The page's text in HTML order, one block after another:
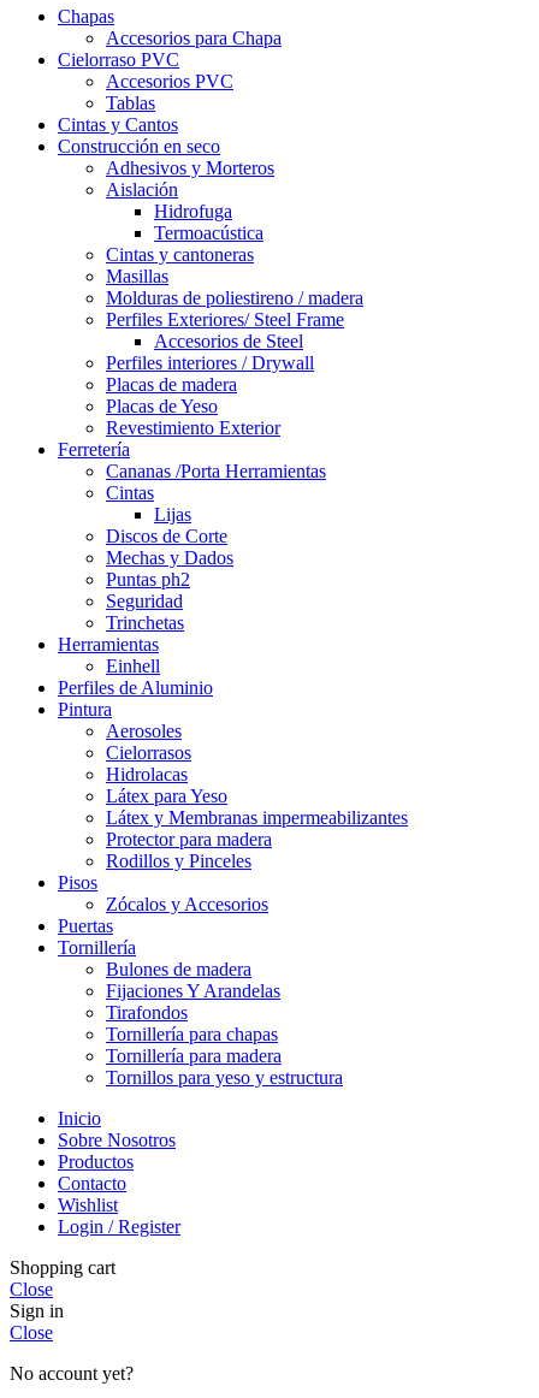
Chapas
Accesorios para Chapa
Cielorraso PVC
Accesorios PVC
Tablas
Cintas y Cantos
Construcción en seco
Adhesivos y Morteros
Aislación
Hidrofuga
Termoacústica
Cintas y cantoneras
Masillas
Molduras de poliestireno / madera
Perfiles Exteriores/ Steel Frame
Accesorios de Steel
Perfiles interiores / Drywall
Placas de madera
Placas de Yeso
Revestimiento Exterior
Ferretería
Cananas /Porta Herramientas
Cintas
Lijas
Discos de Corte
Mechas y Dados
Puntas ph2
Seguridad
Trinchetas
Herramientas
Einhell
Perfiles de Aluminio
Pintura
Aerosoles
Cielorrasos
Hidrolacas
Látex para Yeso
Látex y Membranas impermeabilizantes
Protector para madera
Rodillos y Pinceles
Pisos
Zócalos y Accesorios
Puertas
Tornillería
Bulones de madera
Fijaciones Y Arandelas
Tirafondos
Tornillería para chapas
Tornillería para madera
Tornillos para yeso y estructura
Inicio
Sobre Nosotros
Productos
Contacto
Wishlist
Login / Register
Shopping cart
Close
Sign in
Close
No account yet?